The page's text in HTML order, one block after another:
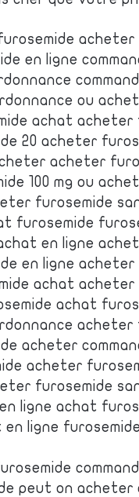
acheter
en ligne
ou
achat acheter
20 acheter
acheter
100 mg ou
furosemide
furosemide
en ligne
en ligne acheter
achat acheter
achat
acheter
acheter
acheter
furosemide
ligne achat
ligne
peut on acheter